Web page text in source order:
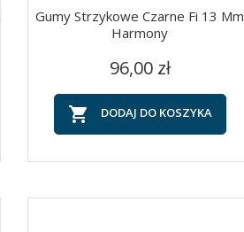
Szybki podgląd
Gumy Strzykowe Czarne Fi 13 Mm
Harmony
Cena
96,00 zł
 DODAJ DO KOSZYKA